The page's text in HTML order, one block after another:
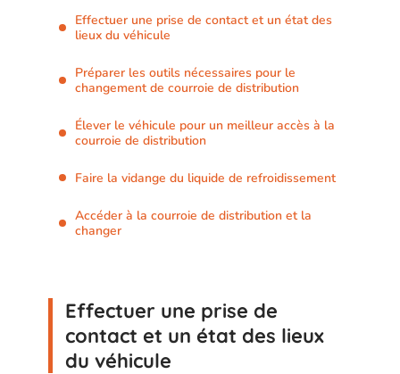
Effectuer une prise de contact et un état des
lieux du véhicule
Préparer les outils nécessaires pour le
changement de courroie de distribution
Élever le véhicule pour un meilleur accès à la
courroie de distribution
Faire la vidange du liquide de refroidissement
Accéder à la courroie de distribution et la
changer
Effectuer une prise de
contact et un état des lieux
du véhicule